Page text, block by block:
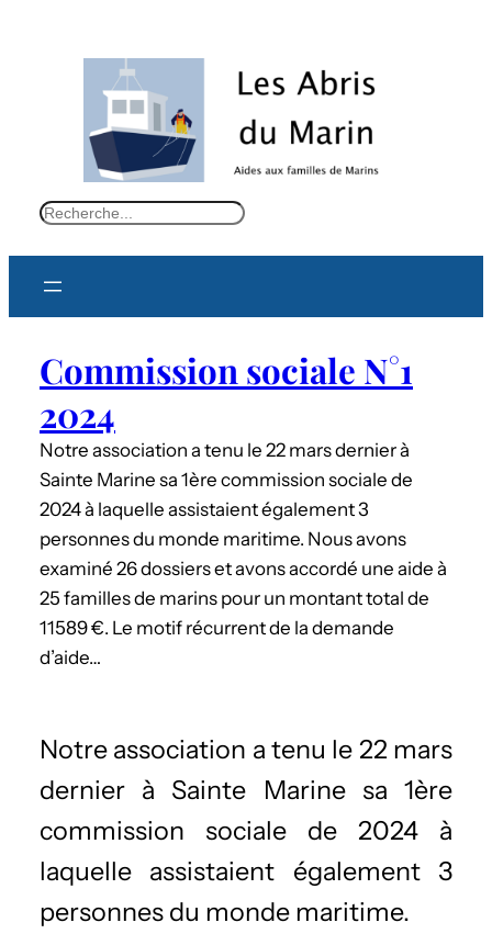
S
h
Commission sociale N°1
2024
Notre association a tenu le 22 mars dernier à
Sainte Marine sa 1ère commission sociale de
2024 à laquelle assistaient également 3
personnes du monde maritime. Nous avons
examiné 26 dossiers et avons accordé une aide à
25 familles de marins pour un montant total de
11589 €. Le motif récurrent de la demande
d’aide…
Notre association a tenu le 22 mars
dernier à Sainte Marine sa 1ère
commission sociale de 2024 à
laquelle assistaient également 3
personnes du monde maritime.